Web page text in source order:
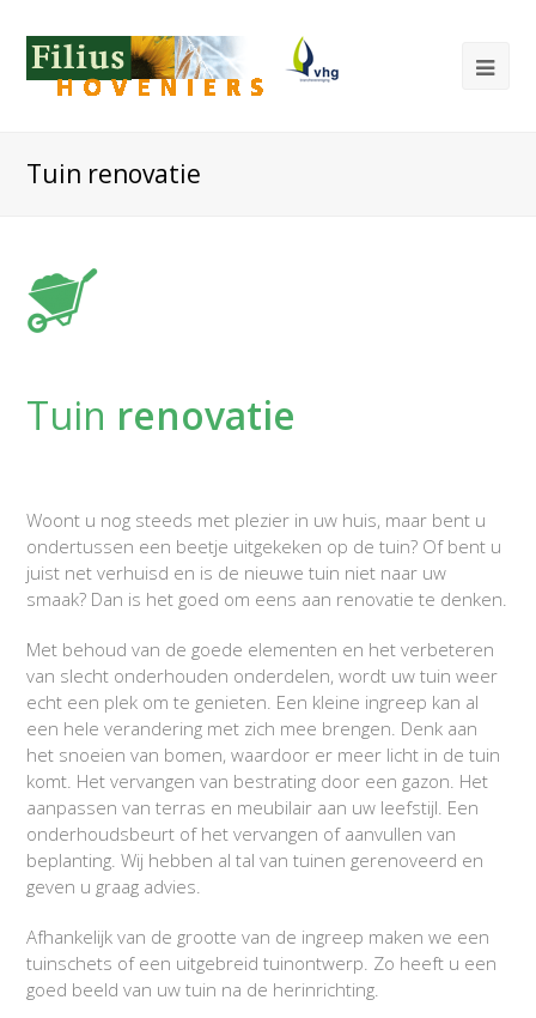
Tuin renovatie
Tuin renovatie
Woont u nog steeds met plezier in uw huis, maar bent u
ondertussen een beetje uitgekeken op de tuin? Of bent u
juist net verhuisd en is de nieuwe tuin niet naar uw
smaak? Dan is het goed om eens aan renovatie te denken.
Met behoud van de goede elementen en het verbeteren
van slecht onderhouden onderdelen, wordt uw tuin weer
echt een plek om te genieten. Een kleine ingreep kan al
een hele verandering met zich mee brengen. Denk aan
het snoeien van bomen, waardoor er meer licht in de tuin
komt. Het vervangen van bestrating door een gazon. Het
aanpassen van terras en meubilair aan uw leefstijl. Een
onderhoudsbeurt of het vervangen of aanvullen van
beplanting. Wij hebben al tal van tuinen gerenoveerd en
geven u graag advies.
Afhankelijk van de grootte van de ingreep maken we een
tuinschets of een uitgebreid tuinontwerp. Zo heeft u een
goed beeld van uw tuin na de herinrichting.